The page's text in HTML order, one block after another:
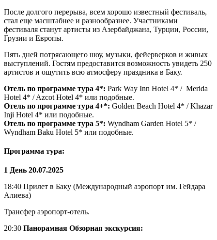
После долгого перерыва, всем хорошо известный фестиваль,
стал еще масштабнее и разнообразнее. Участниками
фестиваля станут артисты из Азербайджана, Турции, России,
Грузии и Европы.
Пять дней потрясающего шоу, музыки, фейерверков и живых
выступлений. Гостям предоставится возможность увидеть 250
артистов и ощутить всю атмосферу праздника в Баку.
Отель по программе тура 4*: Park Way Inn Hotel 4* / Merida
Hotel 4* / Azcot Hotel 4* или подобные.
Отель по программе тура 4+*: Golden Beach Hotel 4* / Khazar
Inji Hotel 4* или подобные.
Отель по программе тура 5*: Wyndham Garden Hotel 5* /
Wyndham Baku Hotel 5* или подобные.
Программа тура:
1 День 20.07.2025
18:40 Прилет в Баку (Международный аэропорт им. Гейдара
Алиева)
Трансфер аэропорт-отель.
20:30 Панорамная Обзорная экскурсия: